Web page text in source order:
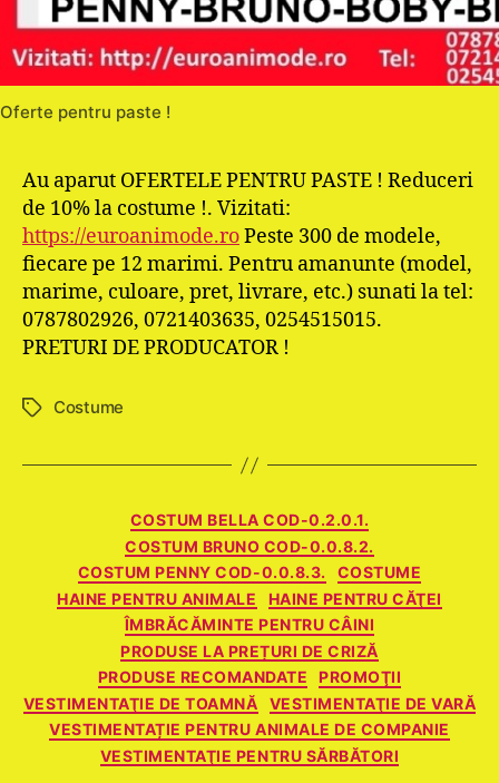
Oferte pentru paste !
Au aparut OFERTELE PENTRU PASTE ! Reduceri
de 10% la costume !. Vizitati:
https://euroanimode.roPeste 300 de modele,
fiecare pe 12 marimi. Pentru amanunte (model,
marime, culoare, pret, livrare, etc.) sunati la tel:
0787802926, 0721403635, 0254515015.
PRETURI DE PRODUCATOR !
EticheteCostume
Categorii
COSTUM BELLA COD-0.2.0.1.
COSTUM BRUNO COD-0.0.8.2.
COSTUM PENNY COD-0.0.8.3.
COSTUME
HAINE PENTRU ANIMALE
HAINE PENTRU CĂŢEI
ÎMBRĂCĂMINTE PENTRU CÂINI
PRODUSE LA PREȚURI DE CRIZĂ
PRODUSE RECOMANDATE
PROMOŢII
VESTIMENTAŢIE DE TOAMNĂ
VESTIMENTAŢIE DE VARĂ
VESTIMENTAȚIE PENTRU ANIMALE DE COMPANIE
VESTIMENTAŢIE PENTRU SĂRBĂTORI